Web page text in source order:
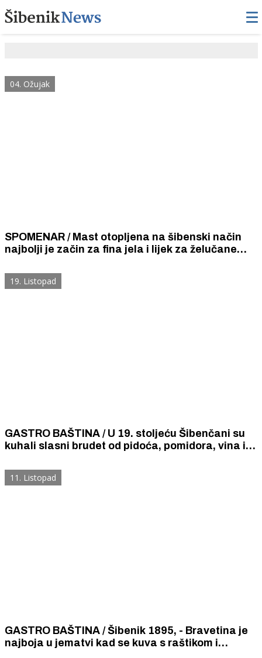
04. Ožujak
SPOMENAR / Mast otopljena na šibenski način
najbolji je začin za fina jela i lijek za želučane
tegoba.
19. Listopad
GASTRO BAŠTINA / U 19. stoljeću Šibenčani su
kuhali slasni brudet od pidoća, pomidora, vina i
11. Listopad
GASTRO BAŠTINA / Šibenik 1895, - Bravetina je
najboja u jematvi kad se kuva s raštikom i